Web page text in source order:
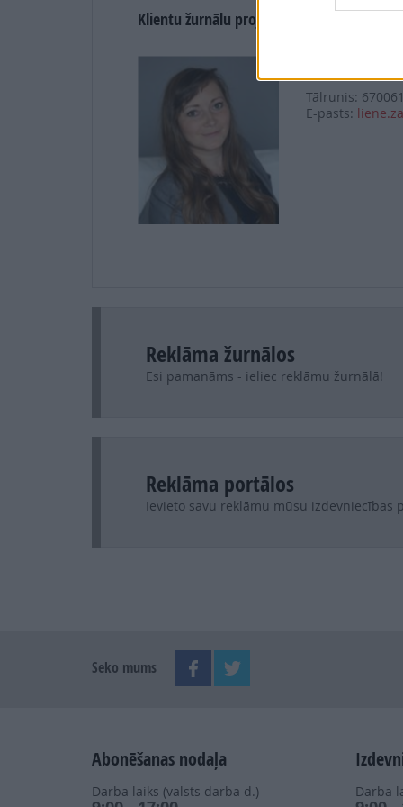
Klientu žurnālu projektu vadītāja
Tālrunis:
E-pasts:
Reklāma žurnālos
Esi pamanāms - ieliec reklāmu žurnālā!
Reklāma portālos
Ievieto savu reklāmu mūsu izdevniecības
Seko mums
Abonēšanas nodaļa
Darba laiks (valsts darba d.) Darba